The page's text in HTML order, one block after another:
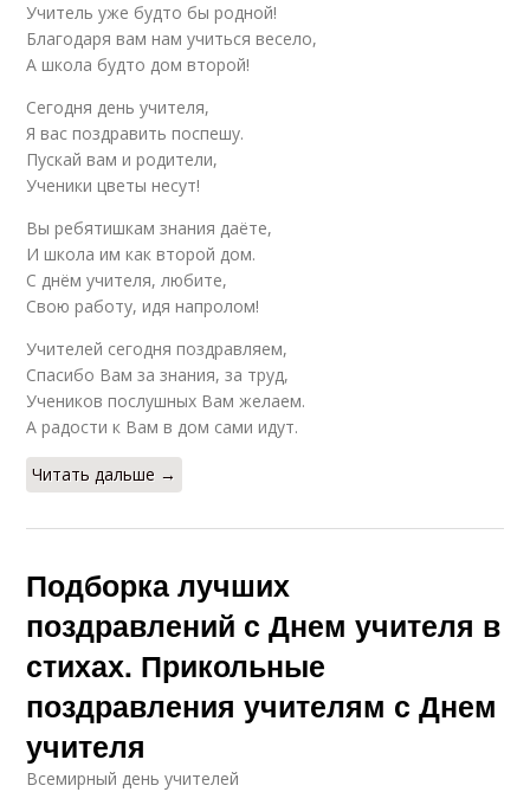
Учитель уже будто бы родной!
Благодаря вам нам учиться весело,
А школа будто дом второй!
Сегодня день учителя,
Я вас поздравить поспешу.
Пускай вам и родители,
Ученики цветы несут!
Вы ребятишкам знания даёте,
И школа им как второй дом.
С днём учителя, любите,
Свою работу, идя напролом!
Учителей сегодня поздравляем,
Спасибо Вам за знания, за труд,
Учеников послушных Вам желаем.
А радости к Вам в дом сами идут.
Читать дальше →
Подборка лучших
поздравлений с Днем учителя в
стихах. Прикольные
поздравления учителям с Днем
учителя
Всемирный день учителей